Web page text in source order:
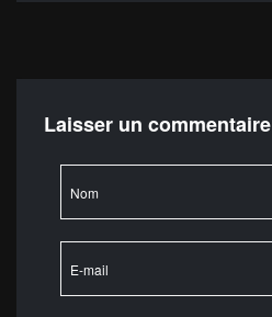
Laisser un commentaire